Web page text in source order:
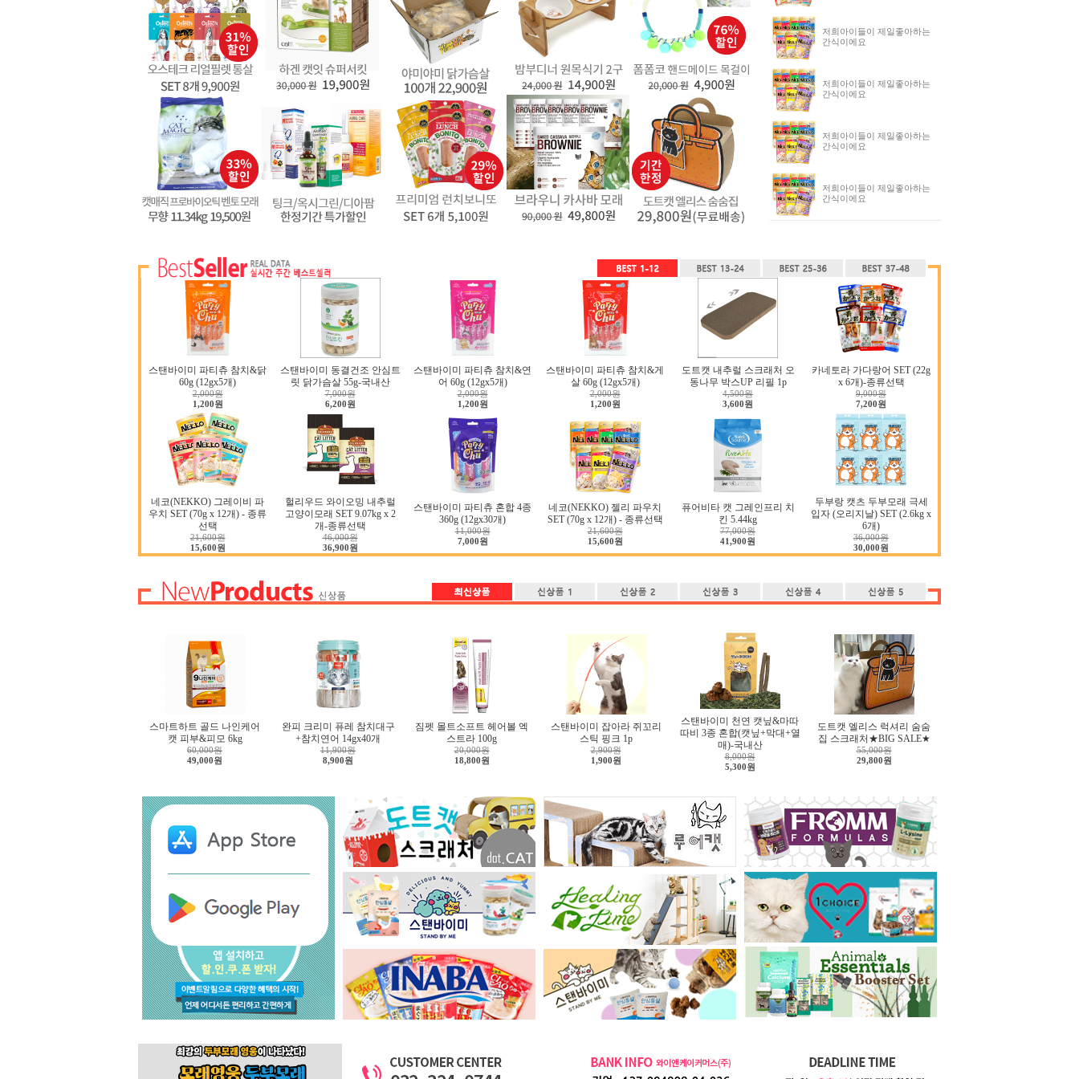
저희아이들이 제일좋아하는
간식이에요
저희아이들이 제일좋아하는
간식이에요
저희아이들이 제일좋아하는
간식이에요
저희아이들이 제일좋아하는
간식이에요
스탠바이미 파티츄 참치&닭
60g (12gx5개)
2,000원
1,200원
스탠바이미 동결건조 안심트
릿 닭가슴살 55g-국내산
7,000원
6,200원
스탠바이미 파티츄 참치&연
어 60g (12gx5개)
2,000원
1,200원
스탠바이미 파티츄 참치&게
살 60g (12gx5개)
2,000원
1,200원
도트캣 내추럴 스크래처 오
동나무 박스UP 리필 1p
4,500원
3,600원
카네토라 가다랑어 SET (22g
x 6개)-종류선택
9,000원
7,200원
네코(NEKKO) 그레이비 파
우치 SET (70g x 12개) - 종류
선택
21,600원
15,600원
헐리우드 와이오밍 내추럴
고양이모래 SET 9.07kg x 2
개-종류선택
46,000원
36,900원
스탠바이미 파티츄 혼합 4종
360g (12gx30개)
11,000원
7,000원
네코(NEKKO) 젤리 파우치
SET (70g x 12개) - 종류선택
21,600원
15,600원
퓨어비타 캣 그레인프리 치
킨 5.44kg
77,000원
41,900원
두부랑 캣츠 두부모래 극세
입자 (오리지날) SET (2.6kg x
6개)
36,000원
30,000원
스마트하트 골드 나인케어
캣 피부&피모 6kg
60,000원
49,000원
완피 크리미 퓨레 참치대구
+참치연어 14gx40개
11,900원
8,900원
짐펫 몰트소프트 헤어볼 엑
스트라 100g
20,000원
18,800원
스탠바이미 잡아라 쥐꼬리
스틱 핑크 1p
2,900원
1,900원
스탠바이미 천연 캣닢&마따
따비 3종 혼합(캣닢+막대+열
매)-국내산
8,000원
5,300원
도트캣 엘리스 럭셔리 숨숨
집 스크래처★BIG SALE★
55,000원
29,800원